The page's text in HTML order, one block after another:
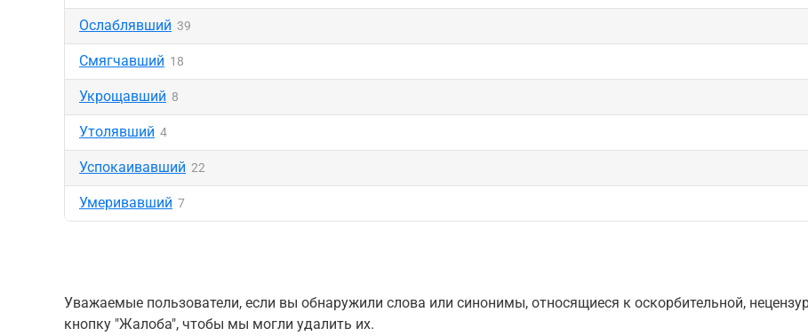
Ослаблявший 39
Смягчавший 18
Укрощавший 8
Утолявший 4
Успокаивавший 22
Умеривавший 7
Уважаемые пользователи, если вы обнаружили слова или синонимы, относящиеся к оскорбительной,
кнопку "Жалоба", чтобы мы могли удалить их.